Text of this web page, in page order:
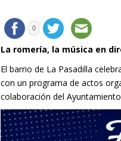
0
La romería, la música en
El barrio de La Pasadilla
con un programa de actos
colaboración del